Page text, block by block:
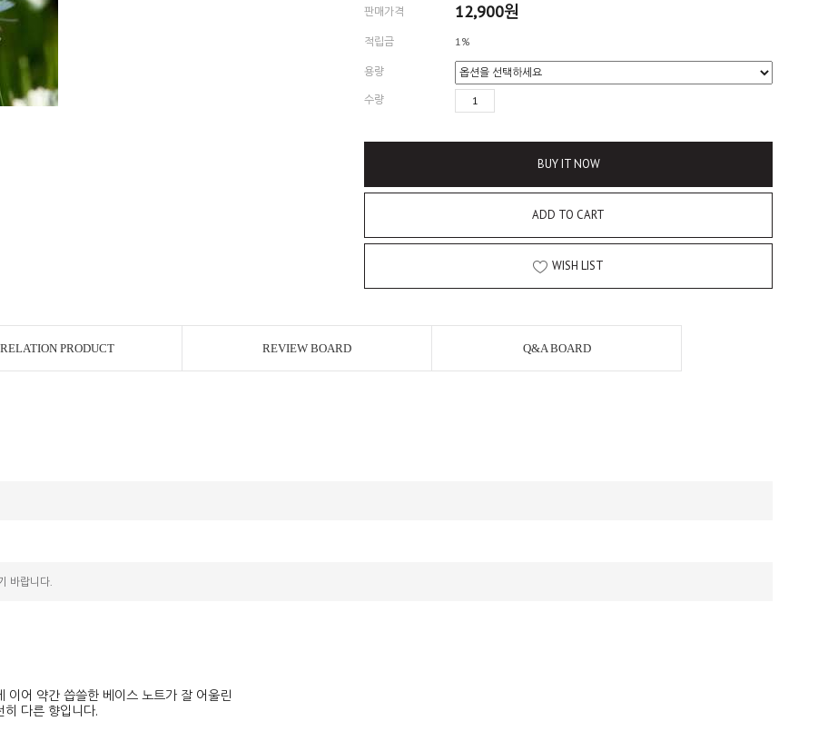
판매가격 12,900원
적립금 1%
용량
수량
BUY IT NOW
ADD TO CART
WISH LIST
RELATION PRODUCT REVIEW BOARD Q&A BOARD
바랍니다.
이어 약간 씁쓸한 베이스 노트가 잘 어울린
히 다른 향입니다.